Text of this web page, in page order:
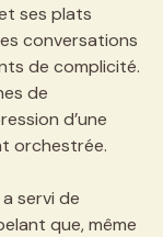
ses plats
conversations
de complicité.
de
d’une
orchestrée.
servi de
que, même